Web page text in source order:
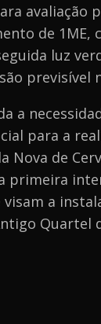
avaliação
de 1ME,
luz
previsível
a
para a
Nova de
primeira
a
Quartel